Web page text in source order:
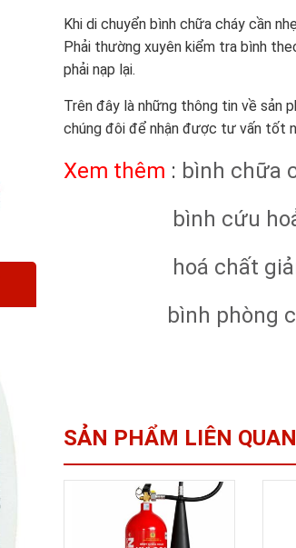
Khi di chuyển bình chữa cháy cần
Phải thường xuyên kiểm tra bình
phải nạp lại.
Trên đây là những thông tin về sản
chúng đôi để nhận được tư vấn tốt
Xem thêm : bình chữa
bình cứu
hoá chất
bình phòng
SẢN PHẨM LIÊN QUAN